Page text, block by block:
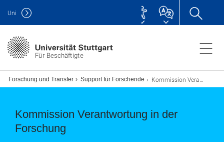
Für Beschäftigte
Uni
Forschung und Transfer Support für Forschende Kommission Verantwortung in der Forschung
Kommission Verantwortung in der
Forschung